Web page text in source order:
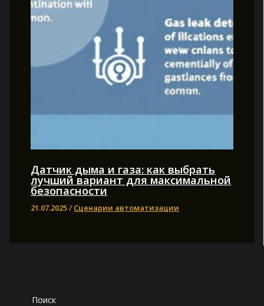
Датчик дыма и газа: как выбрать
лучший вариант для максимальной
безопасности
21.07.2025/ Сценарии автоматизации
Поиск